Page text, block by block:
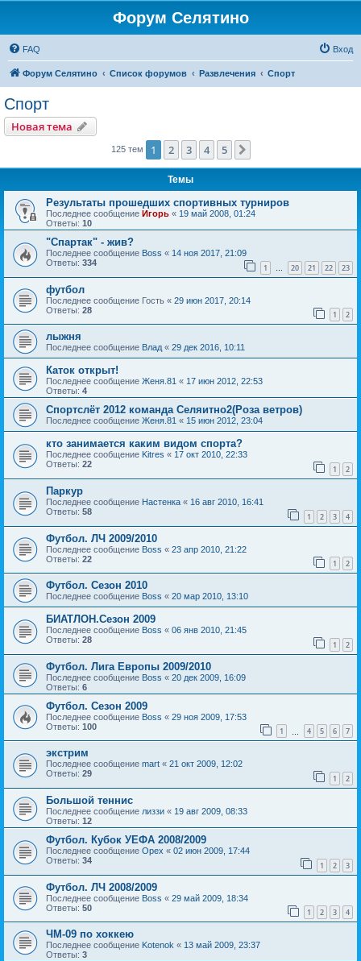
Форум Селятино
FAQ Вход
Форум Селятино Список форумов Развлечения Спорт
Спорт
Новая тема
125 тем 1 2 3 4 5
Темы
Результаты прошедших спортивных турниров
Последнее сообщение Игорь « 19 май 2008, 01:24
Ответы: 10
"Спартак" - жив?
Последнее сообщение Boss « 14 ноя 2017, 21:09
Ответы: 334 1 … 20 21 22 23
футбол
Последнее сообщение Гость « 29 июн 2017, 20:14
Ответы: 28 1 2
лыжня
Последнее сообщение Влад « 29 дек 2016, 10:11
Каток открыт!
Последнее сообщение Женя.81 « 17 июн 2012, 22:53
Ответы: 4
Спортслёт 2012 команда Селяитно2(Роза ветров)
Последнее сообщение Женя.81 « 15 июн 2012, 23:04
кто занимается каким видом спорта?
Последнее сообщение Kitres « 17 окт 2010, 22:33
Ответы: 22 1 2
Паркур
Последнее сообщение Настенка « 16 авг 2010, 16:41
Ответы: 58 1 2 3 4
Футбол. ЛЧ 2009/2010
Последнее сообщение Boss « 23 апр 2010, 21:22
Ответы: 22 1 2
Футбол. Сезон 2010
Последнее сообщение Boss « 20 мар 2010, 13:10
БИАТЛОН.Сезон 2009
Последнее сообщение Boss « 06 янв 2010, 21:45
Ответы: 28 1 2
Футбол. Лига Европы 2009/2010
Последнее сообщение Boss « 20 дек 2009, 16:09
Ответы: 6
Футбол. Сезон 2009
Последнее сообщение Boss « 29 ноя 2009, 17:53
Ответы: 100 1 4 5 6 7
экстрим
Последнее сообщение mart « 21 окт 2009, 12:02
Ответы: 29 1 2
Большой теннис
Последнее сообщение лиззи « 19 авг 2009, 08:33
Ответы: 12
Футбол. Кубок УЕФА 2008/2009
Последнее сообщение Орех « 02 июн 2009, 17:44
Ответы: 34 1 2 3
Футбол. ЛЧ 2008/2009
Последнее сообщение Boss « 29 май 2009, 18:34
Ответы: 50 1 2 3 4
ЧМ-09 по хоккею
Последнее сообщение Kotenok « 13 май 2009, 23:37
Ответы: 3